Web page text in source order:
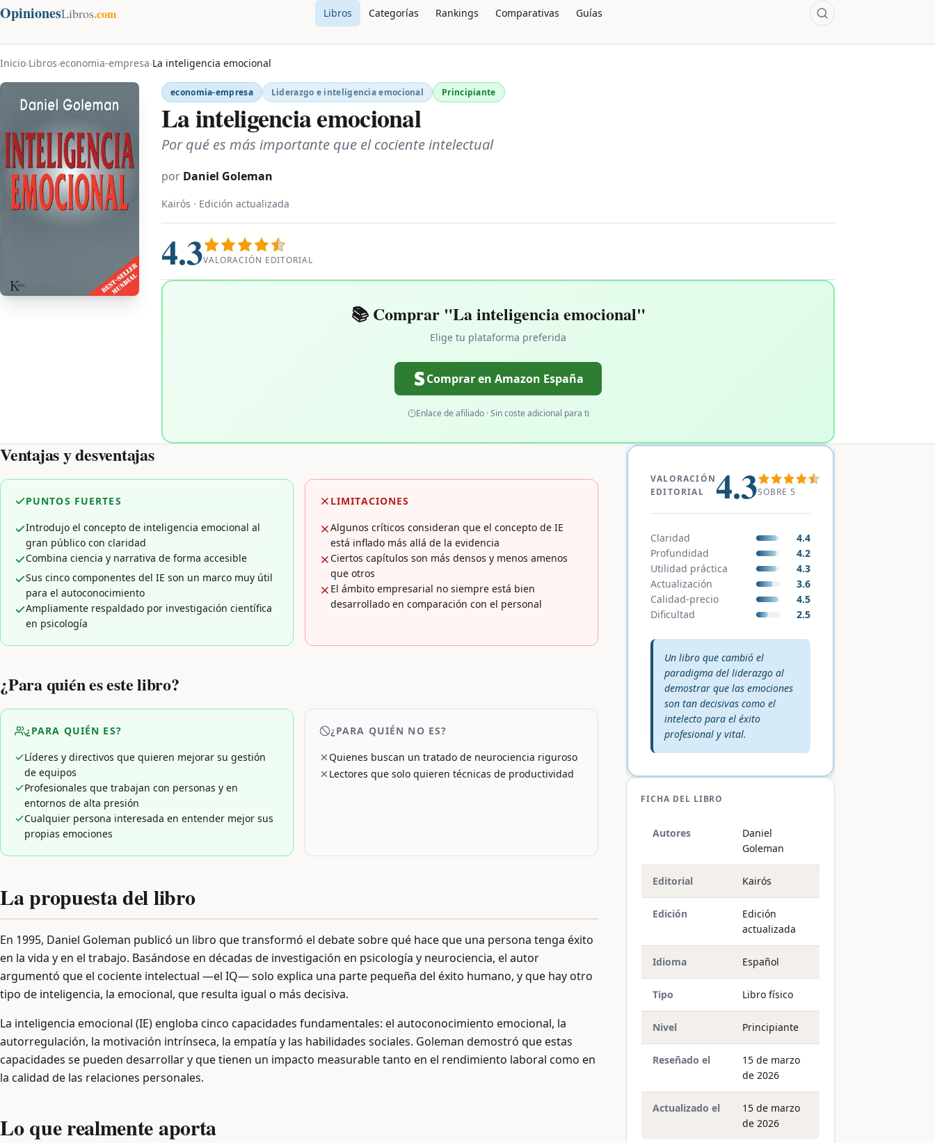
OpinionesLibros.com Libros Categorías Rankings Comparativas Guías
Inicio›Libros›economia-empresa›La inteligencia emocional
economia-empresa Liderazgo e inteligencia emocional Principiante
La inteligencia emocional
Por qué es más importante que el cociente intelectual
por Daniel Goleman
Kairós · Edición actualizada
4.3VALORACIÓN EDITORIAL
📚 Comprar "La inteligencia emocional"
Elige tu plataforma preferida
Comprar en Amazon España
Enlace de afiliado · Sin coste adicional para ti
Ventajas y desventajas
PUNTOS FUERTES
Introdujo el concepto de inteligencia emocional al
gran público con claridad
Combina ciencia y narrativa de forma accesible
Sus cinco componentes del IE son un marco muy útil
para el autoconocimiento
Ampliamente respaldado por investigación científica
en psicología
LIMITACIONES
Algunos críticos consideran que el concepto de IE
está inflado más allá de la evidencia
Ciertos capítulos son más densos y menos amenos
que otros
El ámbito empresarial no siempre está bien
desarrollado en comparación con el personal
¿Para quién es este libro?
¿PARA QUIÉN ES?
Líderes y directivos que quieren mejorar su gestión
de equipos
Profesionales que trabajan con personas y en
entornos de alta presión
Cualquier persona interesada en entender mejor sus
propias emociones
¿PARA QUIÉN NO ES?
Quienes buscan un tratado de neurociencia riguroso
Lectores que solo quieren técnicas de productividad
La propuesta del libro
En 1995, Daniel Goleman publicó un libro que transformó el debate sobre qué hace que una persona tenga éxito
en la vida y en el trabajo. Basándose en décadas de investigación en psicología y neurociencia, el autor
argumentó que el cociente intelectual —el IQ— solo explica una parte pequeña del éxito humano, y que hay otro
tipo de inteligencia, la emocional, que resulta igual o más decisiva.
La inteligencia emocional (IE) engloba cinco capacidades fundamentales: el autoconocimiento emocional, la
autorregulación, la motivación intrínseca, la empatía y las habilidades sociales. Goleman demostró que estas
capacidades se pueden desarrollar y que tienen un impacto measurable tanto en el rendimiento laboral como en
la calidad de las relaciones personales.
Lo que realmente aporta
VALORACIÓN
EDITORIAL
4.3SOBRE 5
Claridad
4.4
Profundidad
4.2
Utilidad práctica
4.3
Actualización
3.6
Calidad-precio
4.5
Dificultad
2.5
Veredicto editorial:
Un libro que cambió el
paradigma del liderazgo al
demostrar que las emociones
son tan decisivas como el
intelecto para el éxito
profesional y vital.
FICHA DEL LIBRO
Autores
Daniel
Goleman
Editorial Kairós
Edición
Edición
actualizada
Idioma Español
Tipo Libro físico
Nivel Principiante
Reseñado el
15 de marzo
de 2026
Actualizado el
15 de marzo
de 2026